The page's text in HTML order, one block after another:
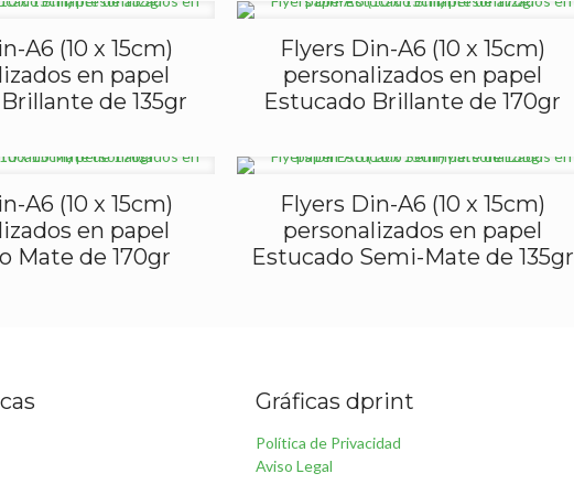
A6 (10 x 15cm)
en papel
de 135gr
Flyers Din-A6 (10 x 15cm)
personalizados en papel
Estucado Brillante de 170gr
A6 (10 x 15cm)
en papel
Mate de 170gr
Flyers Din-A6 (10 x 15cm)
personalizados en papel
Estucado Semi-Mate de 135gr
Gráficas dprint
Política de Privacidad
Aviso Legal